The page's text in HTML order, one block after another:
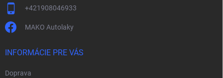
+421908046933
MAKO Autolaky
INFORMÁCIE PRE VÁS
Doprava